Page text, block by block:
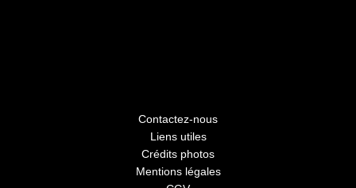
Contactez-nous
Liens utiles
Crédits photos
Mentions légales